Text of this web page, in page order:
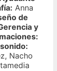
Anna
de
y
Nacho